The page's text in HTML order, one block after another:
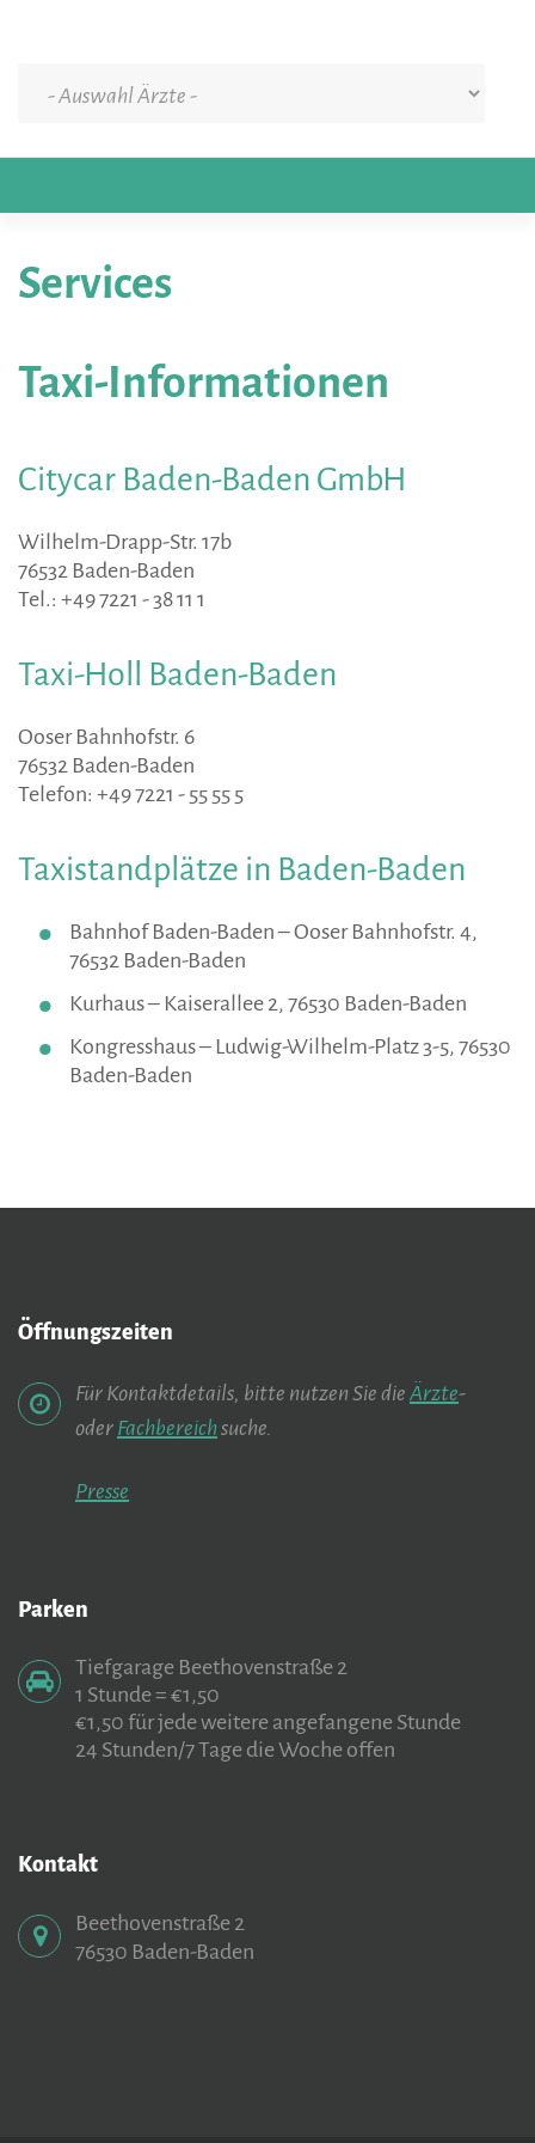
Services
Taxi-Informationen
Citycar Baden-Baden GmbH
Wilhelm-Drapp-Str. 17b
76532 Baden-Baden
Tel.: +49 7221 - 38 11 1
Taxi-Holl Baden-Baden
Ooser Bahnhofstr. 6
76532 Baden-Baden
Telefon: +49 7221 - 55 55 5
Taxistandplätze in Baden-Baden
Bahnhof Baden-Baden – Ooser Bahnhofstr. 4,
76532 Baden-Baden
Kurhaus – Kaiserallee 2, 76530 Baden-Baden
Kongresshaus – Ludwig-Wilhelm-Platz 3-5, 76530
Baden-Baden
Öffnungszeiten
Für Kontaktdetails, bitte nutzen Sie die Ärzte-
oder Fachbereichsuche.
Presse
Parken
Tiefgarage Beethovenstraße 2
1 Stunde = €1,50
€1,50 für jede weitere angefangene Stunde
24 Stunden/7 Tage die Woche offen
Kontakt
Beethovenstraße 2
76530 Baden-Baden